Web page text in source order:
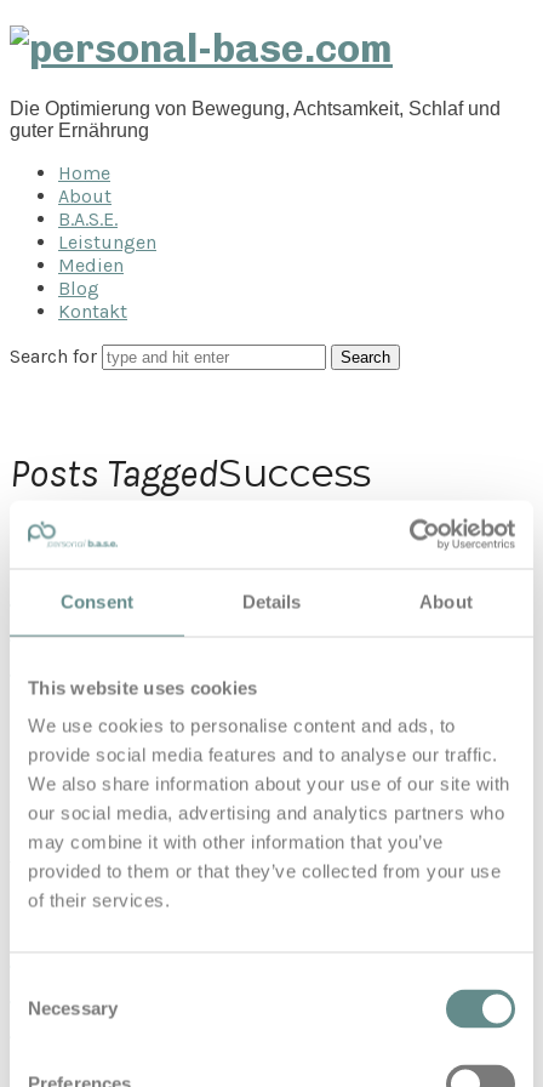
Consent Details About
This website uses cookies
We use cookies to personalise content and ads, to
provide social media features and to analyse our traffic.
We also share information about your use of our site with
our social media, advertising and analytics partners who
may combine it with other information that you’ve
provided to them or that they’ve collected from your use
of their services.
Selection
Necessary
personal-
base.com
Die Optimierung von Bewegung, Achtsamkeit, Schlaf und
guter Ernährung
Home
About
B.A.S.E.
Leistungen
Medien
Blog
Kontakt
Search for
Posts TaggedSuccess
#73 Rudern zum Erfolg:
Spitzensport, Teamarbeit und
#73 Rudern zum Erfolg: Spitzensport, Teamarbeit und
Unternehmertum | b.a.s.e. talks In dieser Folge der
b.a.s.e. Talks habe ich mich…
Read More
Business – Jutta Kleinschmidt |
b.a.s.e. talks
Base Talks